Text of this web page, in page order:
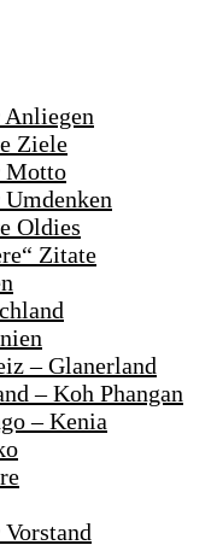
Zitate
Glanerland
Phangan
Kenia